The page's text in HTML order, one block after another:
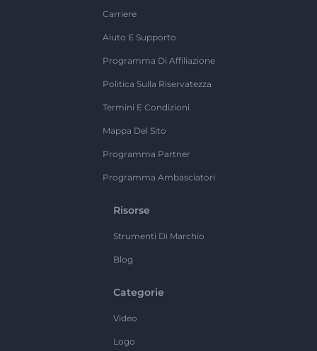
Carriere
Aiuto E Supporto
Programma Di Affiliazione
Politica Sulla Riservatezza
Termini E Condizioni
Mappa Del Sito
Programma Partner
Programma Ambasciatori
Risorse
Strumenti Di Marchio
Blog
Categorie
Video
Logo